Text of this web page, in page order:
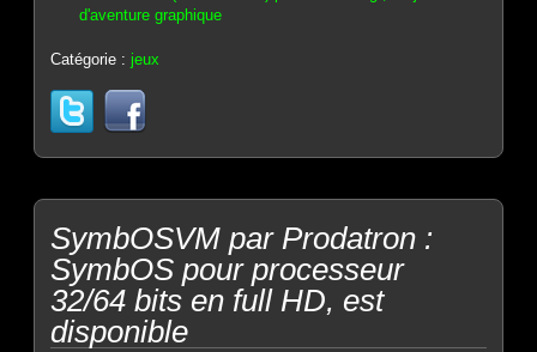
d'aventure graphique
Catégorie :jeux
SymbOSVM par Prodatron :
SymbOS pour processeur
32/64 bits en full HD, est
disponible